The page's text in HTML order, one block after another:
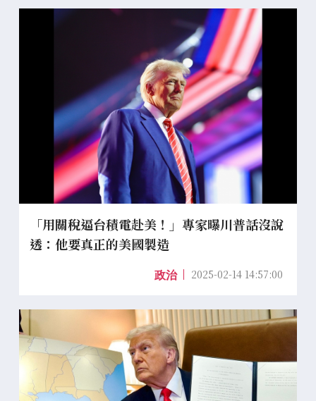
「用關稅逼台積電赴美！」專家曝川普話沒說
透：他要真正的美國製造
政治 2025-02-14 14:57:00